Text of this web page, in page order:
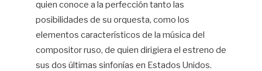
quien conoce a la perfección tanto las
posibilidades de su orquesta, como los
elementos característicos de la música del
compositor ruso, de quien dirigiera el estreno de
sus dos últimas sinfonías en Estados Unidos.